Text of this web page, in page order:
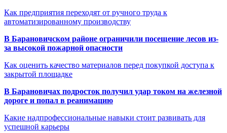
Как предприятия переходят от ручного труда к
автоматизированному производству
В Барановичском районе ограничили посещение лесов из-
за высокой пожарной опасности
Как оценить качество материалов перед покупкой доступа к
закрытой площадке
В Барановичах подросток получил удар током на железной
дороге и попал в реанимацию
Какие надпрофессиональные навыки стоит развивать для
успешной карьеры